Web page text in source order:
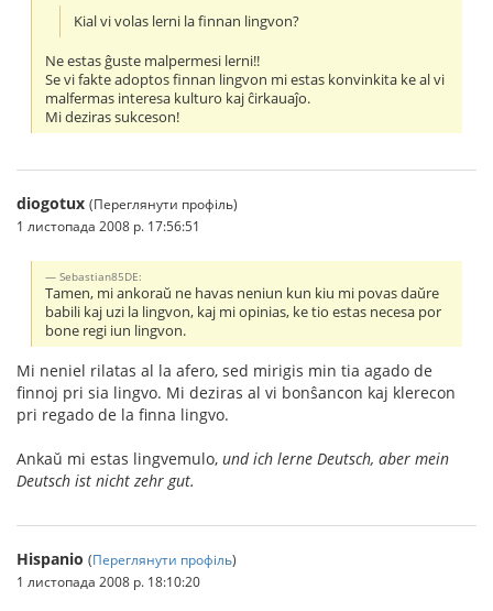
Kial vi volas lerni la finnan lingvon?
Ne estas ĝuste malpermesi lerni!!
Se vi fakte adoptos finnan lingvon mi estas konvinkita ke al vi
malfermas interesa kulturo kaj ĉirkauaĵo.
Mi deziras sukceson!
diogotux (Переглянути профіль)
1 листопада 2008 р. 17:56:51
Sebastian85DE:
Tamen, mi ankoraŭ ne havas neniun kun kiu mi povas daŭre
babili kaj uzi la lingvon, kaj mi opinias, ke tio estas necesa por
bone regi iun lingvon.
Mi neniel rilatas al la afero, sed mirigis min tia agado de
finnoj pri sia lingvo. Mi deziras al vi bonŝancon kaj klerecon
pri regado de la finna lingvo.
Ankaŭ mi estas lingvemulo, und ich lerne Deutsch, aber mein
Deutsch ist nicht zehr gut.
Hispanio (Переглянути профіль)
1 листопада 2008 р. 18:10:20